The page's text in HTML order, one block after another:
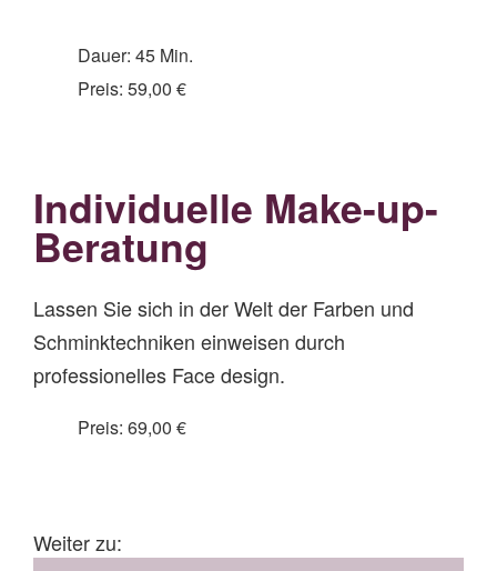
Dauer: 45 Min.
Preis: 59,00 €
Individuelle Make-up-
Beratung
Lassen Sie sich in der Welt der Farben und
Schminktechniken einweisen durch
professionelles Face design.
Preis: 69,00 €
Weiter zu: